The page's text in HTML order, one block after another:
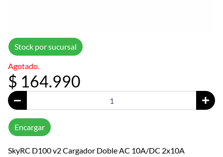
Stock por sucursal
Agotado.
$ 164.990
Encargar
SkyRC D100 v2 Cargador Doble AC 10A/DC 2x10A